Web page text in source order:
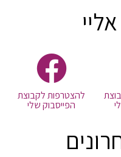
להצטרפות לקבוצת
הפייסבוק שלי